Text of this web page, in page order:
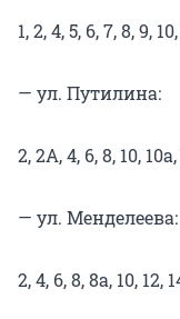
1, 2, 4, 5, 6, 7, 8, 9,
— ул. Путилина:
2, 2А, 4, 6, 8, 10,
— ул. Менделеева:
2, 4, 6, 8, 8а, 10, 12,